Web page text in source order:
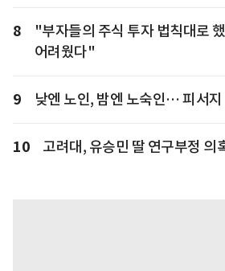
8
"부자들의 주식 투자 법칙대로
어려웠다"
9 낮엔 노인, 밤엔 노숙인… 피서
10 고려대, 유승민 딸 연구부정